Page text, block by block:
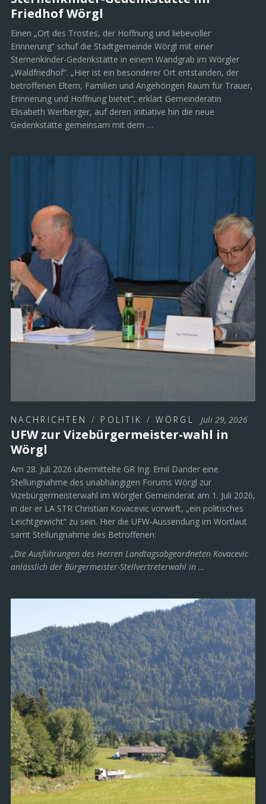
Friedhof Wörgl
Einen „Ort des Trostes, der Hoffnung und liebevoller
Erinnerung“ schuf die Stadtgemeinde Wörgl mit einer
Sternenkinder-Gedenkstätte in einem Wandgrab im Wörgler
„Waldfriedhof“. „Hier ist ein besonderer Ort entstanden, der
betroffenen Eltern, Familien und Angehörigen Raum für Trauer,
Erinnerung und Hoffnung bietet“, erklärt Gemeinderätin
Elisabeth Werlberger, auf deren Initiative hin die neue
Gedenkstätte gemeinsam mit dem …
NACHRICHTEN / POLITIK /WÖRGL Juli 29, 2026
UFW zur Vizebürgermeister-wahl in
Wörgl
Am 28. Juli 2026 übermittelte GR Ing. Emil Dander eine
Stellungnahme des unabhängigen Forums Wörgl zur
Vizebürgermeisterwahl im Wörgler Gemeinderat am 1. Juli 2026,
in der er LA STR Christian Kovacevic vorwirft, „ein politisches
Leichtgewicht“ zu sein. Hier die UFW-Aussendung im Wortlaut
samt Stellungnahme des Betroffenen:
„Die Ausführungen des Herren Landtagsabgeordneten Kovacevic
anlässlich der Bürgermeister-Stellvertreterwahl in …